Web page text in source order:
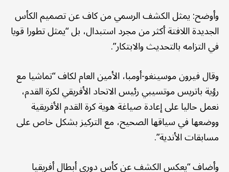
وأوضح: يمثل الكشف الرسمي من كاف عن تصميم الكأس
الجديدة اللافتة أكثر من مجرد استبدال، بل “يمثل تطورا قويا
في التزامه بالتحديث والابتكار”.
وقال فيرون موسينغو-أومبا، الأمين العام لكاف “تماشيا مع
رؤية باتريس موتسيبي رئيس الاتحاد الأفريقي لكرة القدم،
نعمل حاليا على إعادة صياغة هوية كرة القدم الأفريقية
ووضعها في سياقها الصحيح، مع التركيز بشكل خاص على
مسابقات الأندية”.
وأضاف “يعكس الكشف عن كأس دوري أبطال أفريقيا